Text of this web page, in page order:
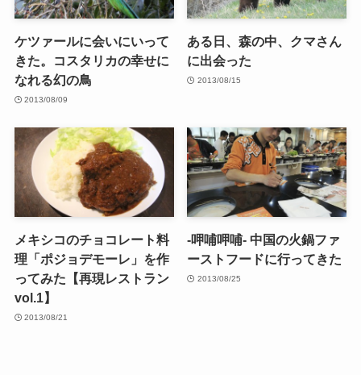
ケツァールに会いにいって
きた。コスタリカの幸せに
なれる幻の鳥
2013/08/09
ある日、森の中、クマさん
に出会った
2013/08/15
メキシコのチョコレート料
理「ポジョデモーレ」を作
ってみた【再現レストラン
vol.1】
2013/08/21
-呷哺呷哺- 中国の火鍋ファ
ーストフードに行ってきた
2013/08/25